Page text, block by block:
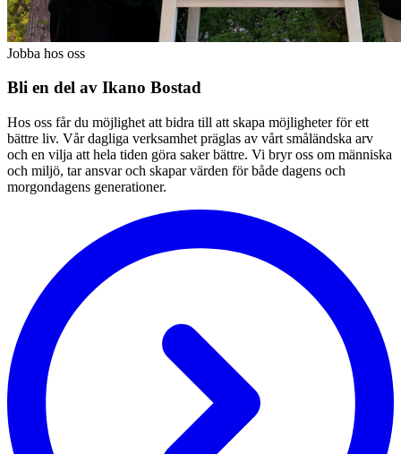
Jobba hos oss
Bli en del av Ikano Bostad
Hos oss får du möjlighet att bidra till att skapa möjligheter för ett
bättre liv. Vår dagliga verksamhet präglas av vårt småländska arv
och en vilja att hela tiden göra saker bättre. Vi bryr oss om människa
och miljö, tar ansvar och skapar värden för både dagens och
morgondagens generationer.